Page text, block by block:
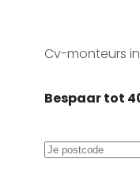
Cv-monteurs
Bespaar tot